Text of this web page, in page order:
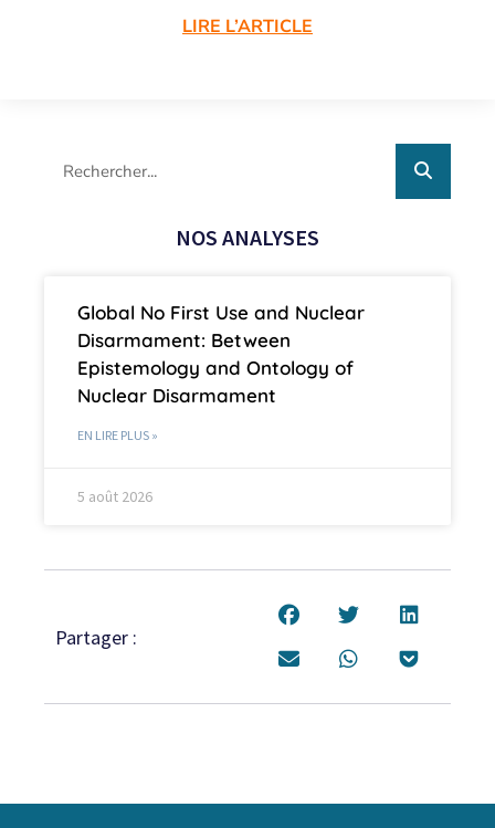
LIRE L’ARTICLE
NOS ANALYSES
Global No First Use and Nuclear
Disarmament: Between
Epistemology and Ontology of
Nuclear Disarmament
EN LIRE PLUS »
5 août 2026
Partager :